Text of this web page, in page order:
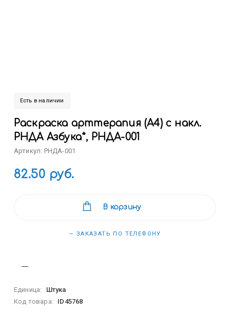
Есть в наличии
Раскраска арттерапия (А4) с накл.
РНДА Азбука*, РНДА-001
Артикул: РНДА-001
82.50 руб.
В корзину
— ЗАКАЗАТЬ ПО ТЕЛЕФОНУ
Единица:
Штука
Код товара:
ID45768